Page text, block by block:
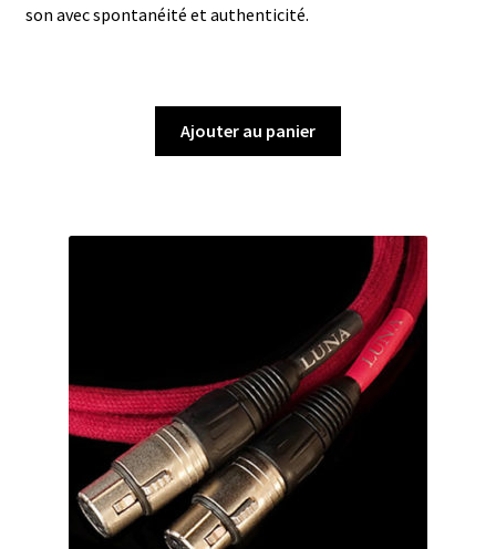
son avec spontanéité et authenticité.
Ajouter au panier